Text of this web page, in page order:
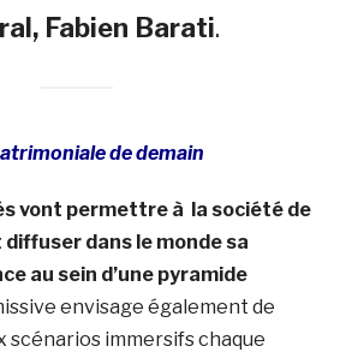
Fabien Barati.
de demain
vont permettre à la société de
dans le monde sa
au sein d’une pyramide
envisage également de
scénarios immersifs chaque